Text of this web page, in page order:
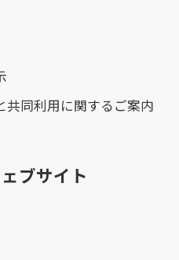
共同利用に関するご案内
ブサイト